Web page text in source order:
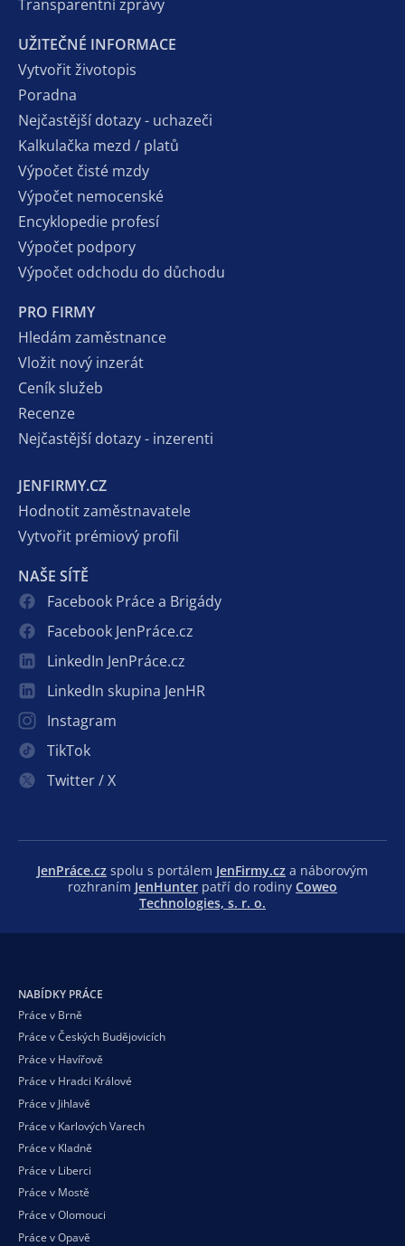
Transparentní zprávy
UŽITEČNÉ INFORMACE
Vytvořit životopis
Poradna
Nejčastější dotazy - uchazeči
Kalkulačka mezd / platů
Výpočet čisté mzdy
Výpočet nemocenské
Encyklopedie profesí
Výpočet podpory
Výpočet odchodu do důchodu
PRO FIRMY
Hledám zaměstnance
Vložit nový inzerát
Ceník služeb
Recenze
Nejčastější dotazy - inzerenti
JENFIRMY.CZ
Hodnotit zaměstnavatele
Vytvořit prémiový profil
NAŠE SÍTĚ
Facebook Práce a Brigády
Facebook JenPráce.cz
LinkedIn JenPráce.cz
LinkedIn skupina JenHR
Instagram
TikTok
Twitter / X
JenPráce.cz spolu s portálem JenFirmy.cz a náborovým
rozhraním JenHunter patří do rodiny Coweo
Technologies, s. r. o.
NABÍDKY PRÁCE
Práce v Brně
Práce v Českých Budějovicích
Práce v Havířově
Práce v Hradci Králové
Práce v Jihlavě
Práce v Karlových Varech
Práce v Kladně
Práce v Liberci
Práce v Mostě
Práce v Olomouci
Práce v Opavě